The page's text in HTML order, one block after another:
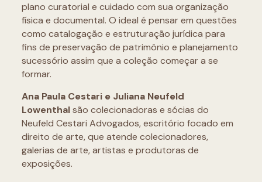
plano curatorial e cuidado com sua organização
física e documental. O ideal é pensar em questões
como catalogação e estruturação jurídica para
fins de preservação de patrimônio e planejamento
sucessório assim que a coleção começar a se
formar.
Ana Paula Cestari e Juliana Neufeld
Lowenthalsão colecionadoras e sócias do
Neufeld Cestari Advogados, escritório focado em
direito de arte, que atende colecionadores,
galerias de arte, artistas e produtoras de
exposições.